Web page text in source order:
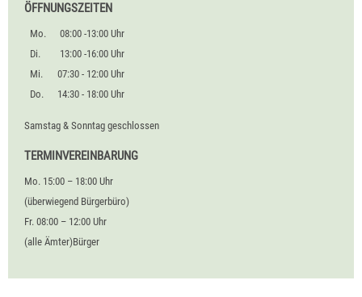
ÖFFNUNGSZEITEN
Mo.
08:00 -13:00 Uhr
Di.
13:00 -16:00 Uhr
Mi.
07:30 - 12:00 Uhr
Do.
14:30 - 18:00 Uhr
Samstag & Sonntag geschlossen
TERMINVEREINBARUNG
Mo. 15:00 – 18:00 Uhr
(überwiegend Bürgerbüro)
Fr. 08:00 – 12:00 Uhr
(alle Ämter)Bürger